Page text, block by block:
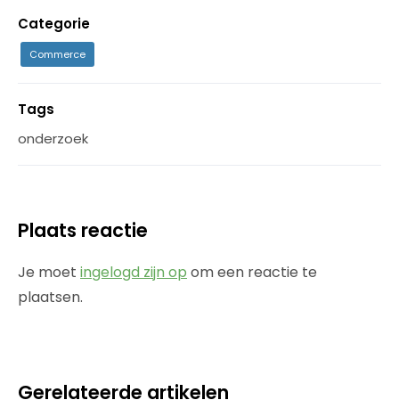
Categorie
Commerce
Tags
onderzoek
Plaats reactie
Je moet ingelogd zijn op om een reactie te
plaatsen.
Gerelateerde artikelen